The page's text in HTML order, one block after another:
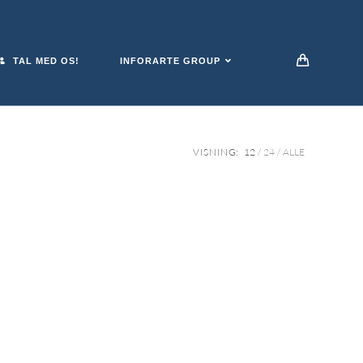
TAL MED OS! INFORARTE GROUP
VISNING: 12 24 ALLE